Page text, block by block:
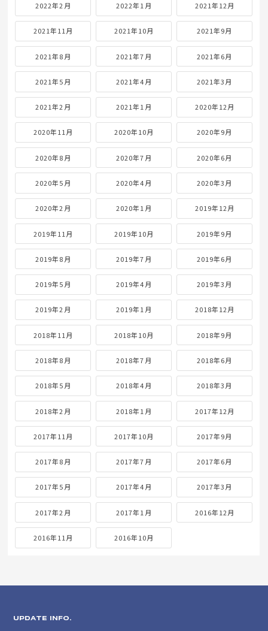
2022年2月 2022年1月 2021年12月
2021年11月 2021年10月 2021年9月
2021年8月 2021年7月 2021年6月
2021年5月 2021年4月 2021年3月
2021年2月 2021年1月 2020年12月
2020年11月 2020年10月 2020年9月
2020年8月 2020年7月 2020年6月
2020年5月 2020年4月 2020年3月
2020年2月 2020年1月 2019年12月
2019年11月 2019年10月 2019年9月
2019年8月 2019年7月 2019年6月
2019年5月 2019年4月 2019年3月
2019年2月 2019年1月 2018年12月
2018年11月 2018年10月 2018年9月
2018年8月 2018年7月 2018年6月
2018年5月 2018年4月 2018年3月
2018年2月 2018年1月 2017年12月
2017年11月 2017年10月 2017年9月
2017年8月 2017年7月 2017年6月
2017年5月 2017年4月 2017年3月
2017年2月 2017年1月 2016年12月
2016年11月 2016年10月
UPDATE INFO.